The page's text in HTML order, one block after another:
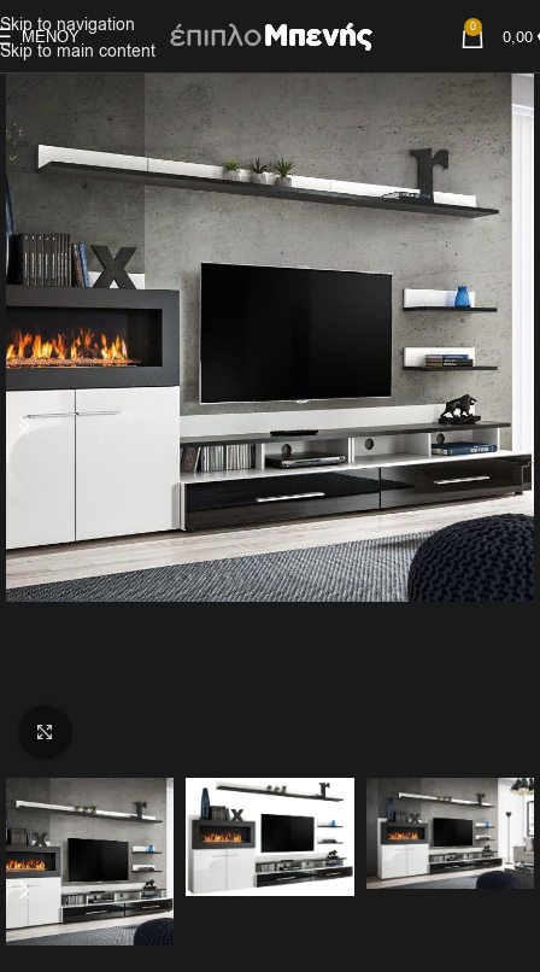
Skip to navigation
Skip to main content
ΜΕΝΟΎ 0 0,00